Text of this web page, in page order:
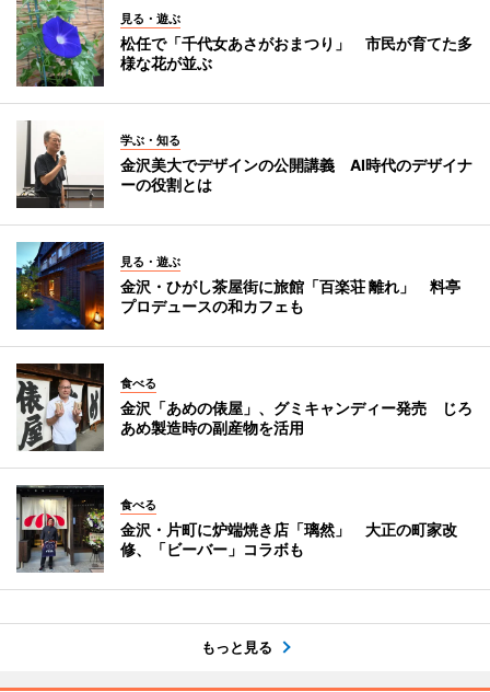
見る・遊ぶ
松任で「千代女あさがおまつり」 市民が育てた多
様な花が並ぶ
学ぶ・知る
金沢美大でデザインの公開講義 AI時代のデザイナ
ーの役割とは
見る・遊ぶ
金沢・ひがし茶屋街に旅館「百楽荘 離れ」 料亭
プロデュースの和カフェも
食べる
金沢「あめの俵屋」、グミキャンディー発売 じろ
あめ製造時の副産物を活用
食べる
金沢・片町に炉端焼き店「璃然」 大正の町家改
修、「ビーバー」コラボも
もっと見る